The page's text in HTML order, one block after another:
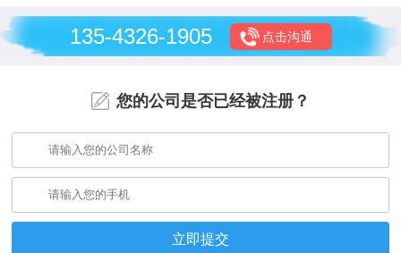
135-4326-1905 点击沟通
您的公司是否已经被注册？
立即提交